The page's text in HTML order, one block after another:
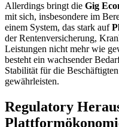
Allerdings bringt die Gig
mit sich, insbesondere im
einem System, das stark auf
der Rentenversicherung,
Leistungen nicht mehr wie
besteht ein wachsender
Stabilität für die
gewährleisten.
Regulatory